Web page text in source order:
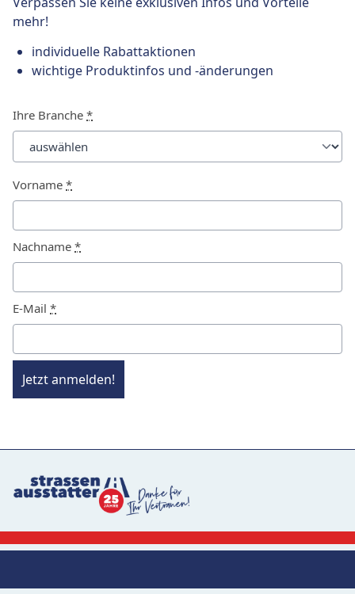
mehr!
individuelle Rabattaktionen
wichtige Produktinfos und -änderungen
Ihre Branche *
Vorname *
Nachname *
E-Mail *
Jetzt anmelden!